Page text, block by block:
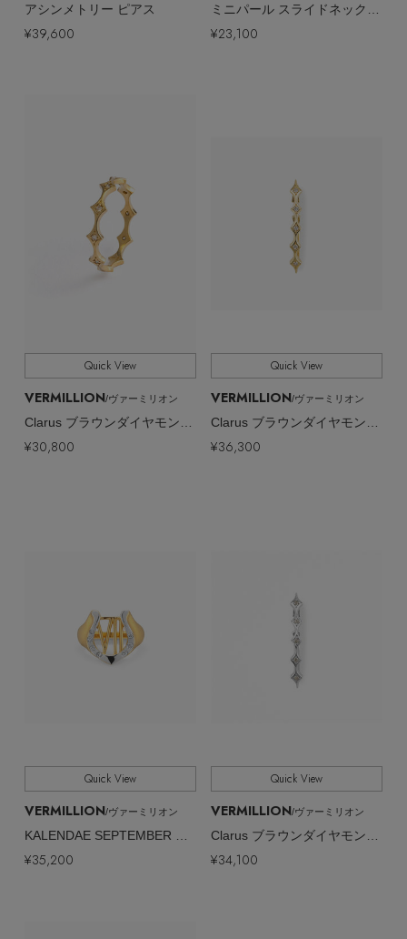
アシンメトリー ピアス
¥39,600 ¥23,100
Quick View
VERMILLION/ヴァーミリオン
¥30,800
Quick View
VERMILLION/ヴァーミリオン
¥36,300
Quick View
VERMILLION/ヴァーミリオン
KALENDAE SEPTEMBER ホースシュー ピンキーリング
¥35,200
Quick View
VERMILLION/ヴァーミリオン
Clarus ブラウンダイヤモンド イヤーカフ（片耳用）
¥34,100